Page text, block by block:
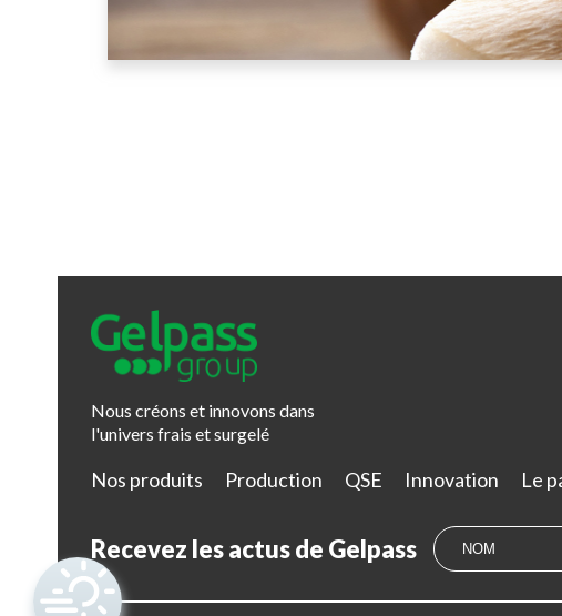
Nous créons et innovons dans
l'univers frais et surgelé
Nos produits Production QSE Innovation Le
Recevez les actus de Gelpass